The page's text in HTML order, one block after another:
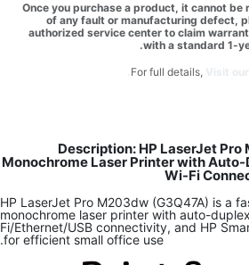
Once you purchase a product, it cannot be
of any fault or manufacturing defect,
authorized service center to claim
with a standard 1-
For full details,
Description: HP LaserJet
Monochrome Laser Printer with Auto-
Wi-Fi
HP LaserJet Pro M203dw (G3Q47A) is a
monochrome laser printer with auto-
Fi/Ethernet/USB connectivity, and HP
for efficient small office use.